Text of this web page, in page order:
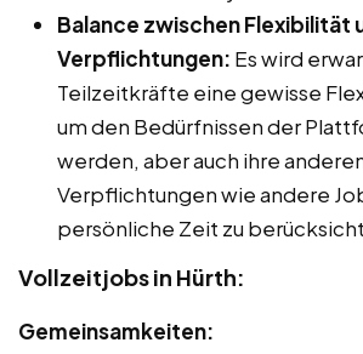
Balance zwischen Flexibilität
Verpflichtungen: Es wird
Teilzeitkräfte eine gewisse
um den Bedürfnissen der
werden, aber auch ihre
Verpflichtungen wie andere
persönliche Zeit zu
Vollzeitjobs in Hürth:
Gemeinsamkeiten: